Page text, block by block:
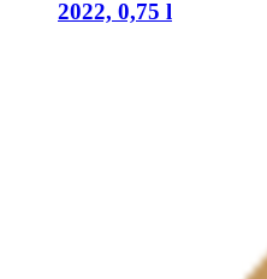
2022, 0,75 l